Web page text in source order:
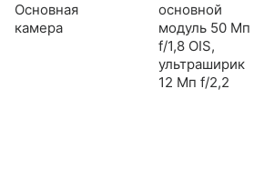
Основная
камера
основной
модуль 50 Мп
f/1,8 OIS,
ультраширик
12 Мп f/2,2